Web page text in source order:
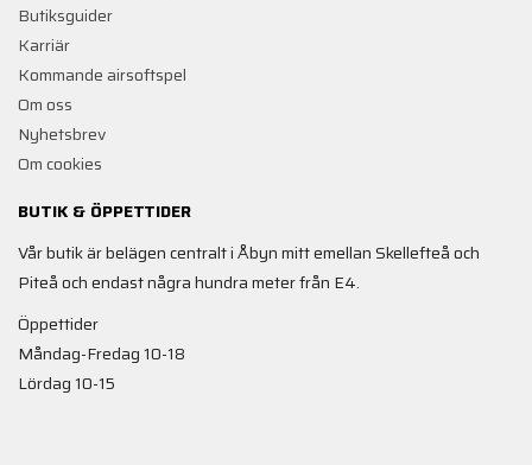
Butiksguider
Karriär
Kommande airsoftspel
Om oss
Nyhetsbrev
Om cookies
BUTIK & ÖPPETTIDER
Vår butik är belägen centralt i Åbyn mitt emellan Skellefteå och
Piteå och endast några hundra meter från E4.
Öppettider
Måndag-Fredag 10-18
Lördag 10-15